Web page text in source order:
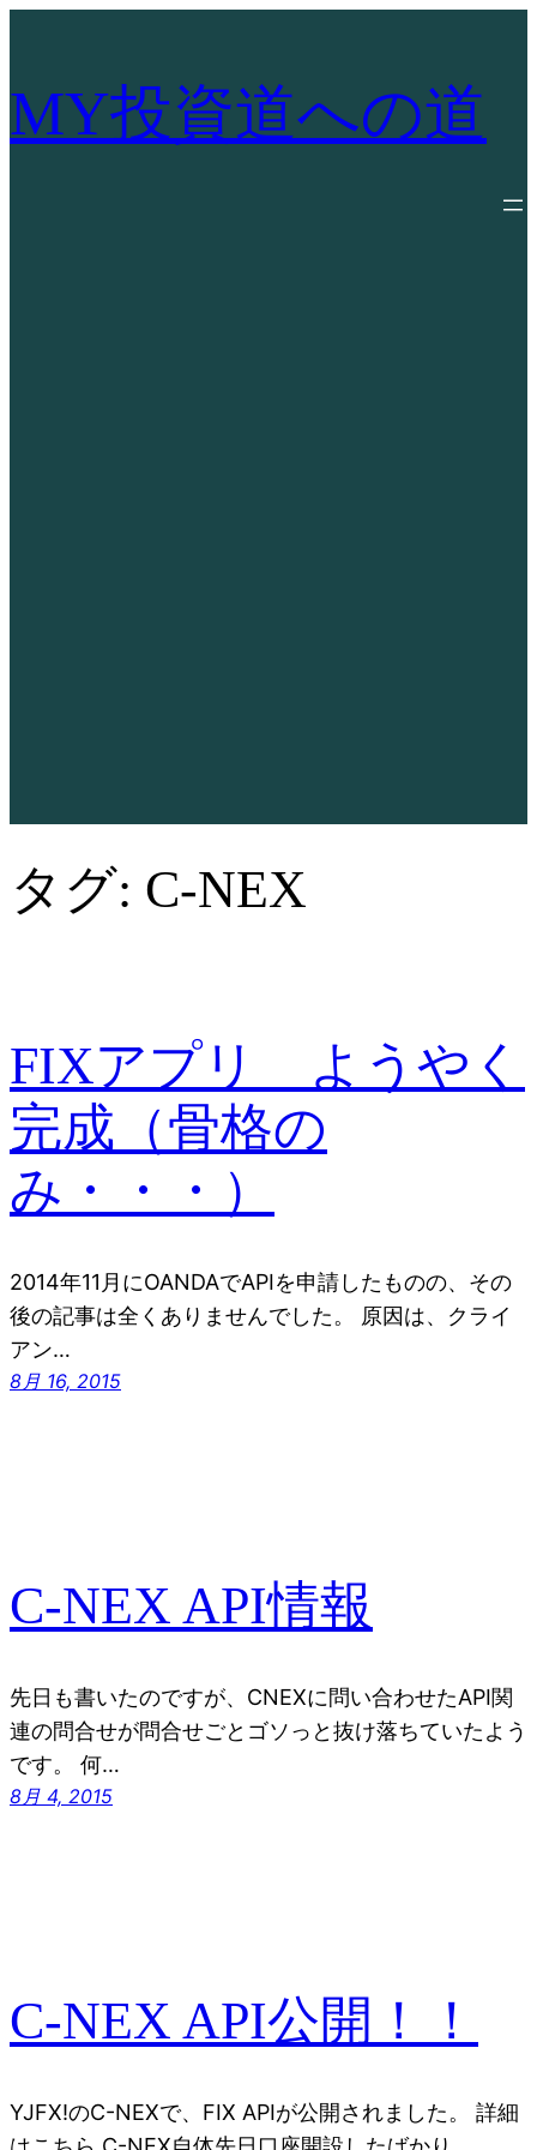
を
ス
MY投資道への道
タグ: C-NEX
FIXアプリ ようやく
完成（骨格の
み・・・）
2014年11月にOANDAでAPIを申請したものの、その
後の記事は全くありませんでした。 原因は、クライ
アン…
8月 16, 2015
C-NEX API情報
先日も書いたのですが、CNEXに問い合わせたAPI関
連の問合せが問合せごとゴソっと抜け落ちていたよう
です。 何…
8月 4, 2015
C-NEX API公開！！
YJFX!のC-NEXで、FIX APIが公開されました。 詳細